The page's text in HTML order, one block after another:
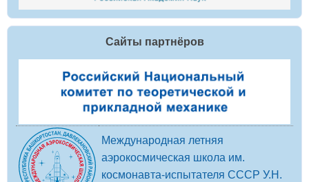
Сайты партнёров
Международная летняя
аэрокосмическая школа им.
космонавта-испытателя СССР У.Н.